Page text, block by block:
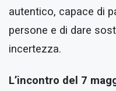
autentico, capace di
persone e di dare
incertezza.
L’incontro del 7